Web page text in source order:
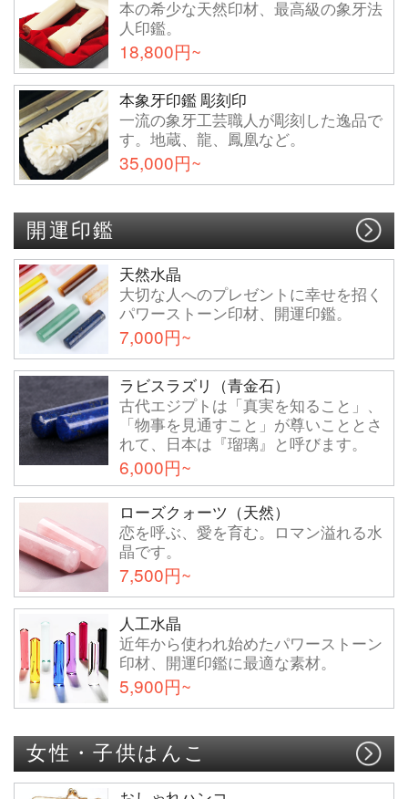
本の希少な天然印材、最高級の象牙法
人印鑑。
18,800円~
本象牙印鑑 彫刻印
一流の象牙工芸職人が彫刻した逸品で
す。地蔵、龍、鳳凰など。
35,000円~
開運印鑑
天然水晶
大切な人へのプレゼントに幸せを招く
パワーストーン印材、開運印鑑。
7,000円~
ラビスラズリ（青金石）
古代エジプトは「真実を知ること」、
「物事を見通すこと」が尊いこととさ
れて、日本は『瑠璃』と呼びます。
6,000円~
ローズクォーツ（天然）
恋を呼ぶ、愛を育む。ロマン溢れる水
晶です。
7,500円~
人工水晶
近年から使われ始めたパワーストーン
印材、開運印鑑に最適な素材。
5,900円~
女性・子供はんこ